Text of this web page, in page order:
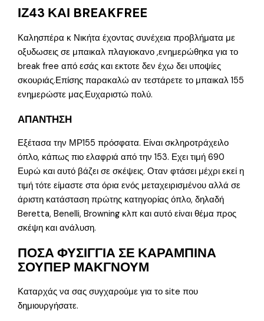
ΙΖ43 ΚΑΙ BREAKFREE
Καλησπέρα κ Νικήτα έχοντας συνέχεια προβλήματα με
οξυδωσεις σε μπαικαλ πλαγιοκανο ,ενημερώθηκα για το
break free από εσάς και εκτοτε δεν έχω δει υποψίες
σκουριάς.Επίσης παρακαλώ αν τεστάρετε το μπαικαλ 155
ενημερώστε μας.Ευχαριστώ πολύ.
ΑΠΑΝΤΗΣΗ
Εξέτασα την ΜΡ155 πρόσφατα. Είναι σκληροτράχειλο
όπλο, κάπως πιο ελαφριά από την 153. Εχει τιμή 690
Ευρώ και αυτό βάζει σε σκέψεις. Οταν φτάσει μέχρι εκεί η
τιμή τότε είμαστε στα όρια ενός μεταχειρισμένου αλλά σε
άριστη κατάσταση πρώτης κατηγορίας όπλο, δηλαδή
Beretta, Benelli, Browning κλπ και αυτό είναι θέμα προς
σκέψη και ανάλυση.
ΠΟΣΑ ΦΥΣΙΓΓΙΑ ΣΕ ΚΑΡΑΜΠΙΝΑ
ΣΟΥΠΕΡ ΜΑΚΓΝΟΥΜ
Καταρχάς να σας συγχαρούμε για το site που
δημιουργήσατε.